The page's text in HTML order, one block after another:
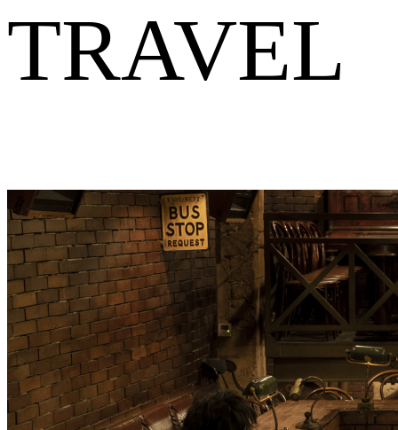
TRAVEL